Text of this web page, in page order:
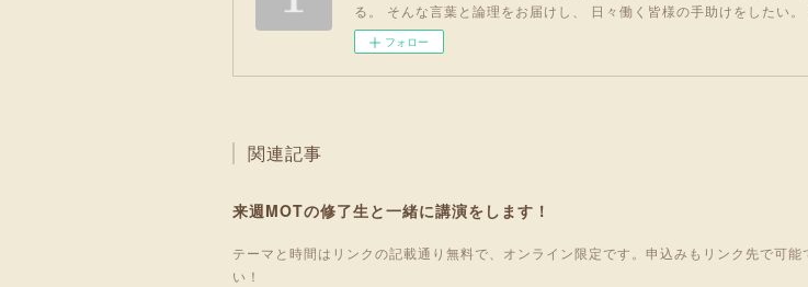
る。 そんな言葉と論理をお届けし、 日々働く皆様の手助けをしたい。
フォロー
関連記事
来週MOTの修了生と一緒に講演をします！
テーマと時間はリンクの記載通り無料で、オンライン限定です。申込みもリンク先で可
い！